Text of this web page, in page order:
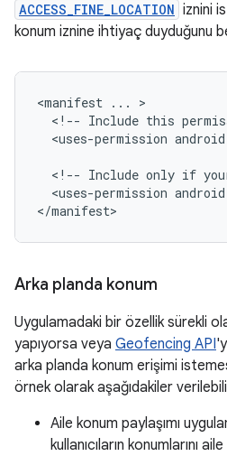
ACCESS_FINE_LOCATION iznini
konum iznine ihtiyaç duyduğunu
<manifest ...
<!-- Include this
<uses-permission
<!-- Include only if
<uses-permission
</manifest>
Arka planda konum
Uygulamadaki bir özellik sürekli
yapıyorsa veya Geofencing API
arka planda konum erişimi
örnek olarak aşağıdakiler
Aile konum paylaşımı
kullanıcıların konumlarını